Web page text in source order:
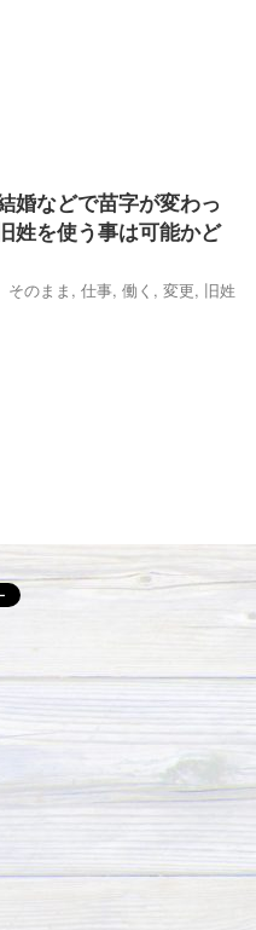
婚などで苗字が変わっ
姓を使う事は可能かど
そのまま , 仕事, 働く , 変更, 旧姓